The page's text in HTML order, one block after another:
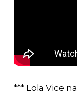
*** Lola Vice